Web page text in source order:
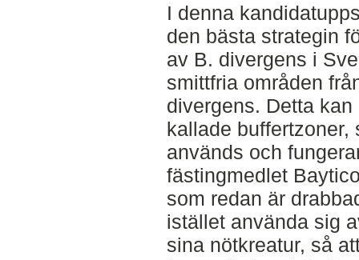
I denna
den bästa strategin
av B. divergens i
smittfria områden
divergens. Detta
kallade buffertzoner,
används och
fästingmedlet
som redan är
istället använda sig
sina nötkreatur, så